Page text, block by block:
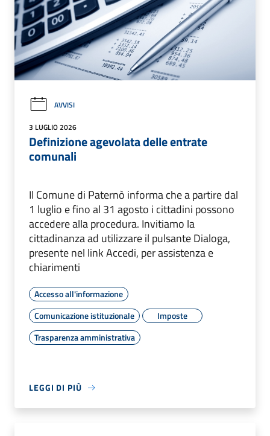
AVVISI
3 LUGLIO 2026
Definizione agevolata delle entrate
comunali
Il Comune di Paternò informa che a partire dal
1 luglio e fino al 31 agosto i cittadini possono
accedere alla procedura. Invitiamo la
cittadinanza ad utilizzare il pulsante Dialoga,
presente nel link Accedi, per assistenza e
chiarimenti
Accesso all'informazione
Comunicazione istituzionale
Imposte
Trasparenza amministrativa
LEGGI DI PIÙ